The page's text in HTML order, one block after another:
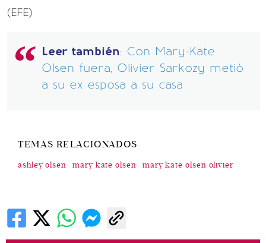
(EFE)
Leer también: Con Mary-Kate
Olsen fuera, Olivier Sarkozy metió
a su ex esposa a su casa
TEMAS RELACIONADOS
ashley olsen mary kate olsen mary kate olsen olivier